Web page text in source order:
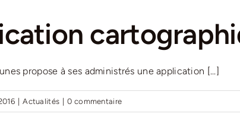
propose à ses administrés une application [...]
| Actualités | 0 commentaire